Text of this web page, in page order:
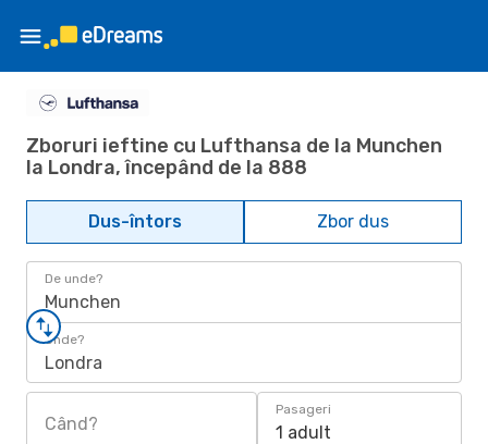
Zboruri ieftine cu Lufthansa de la Munchen
la Londra, începând de la 888
Dus-întors Zbor dus
De unde?
Munchen
Unde?
Londra
Când?
Pasageri
1 adult